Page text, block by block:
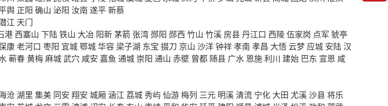
舆 正阳 确山 泌阳 汝南 遂平新蔡
江 天门
港 西塞山 下陆铁山 大冶 阳新茅箭 张湾 郧阳 郧西 竹山 竹溪 房县丹江口 西陵伍家岗 点军 猇亭
康老河口 枣阳 宜城鄂城华容 梁子湖 东宝 掇刀 京山 沙洋钟祥孝南 孝昌 大悟 云梦 应城 安陆汉
蕲春黄梅麻城武穴 咸安 嘉鱼 通城 崇阳 通山 赤壁 曾都 随县 广水 恩施利川 建始 巴东 宣恩 咸
沧 湖里 集美 同安 翔安 城厢 涵江 荔城秀屿仙游梅列 三元 明溪清流 宁化 大田 尤溪沙县将乐